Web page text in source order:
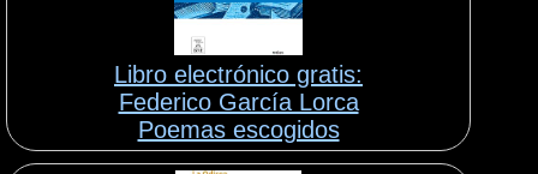
Libro electrónico gratis:
Federico García Lorca
Poemas escogidos